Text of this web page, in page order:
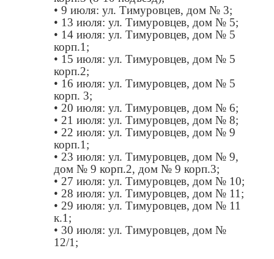
• 9 июля: ул. Тимуровцев, дом № 3;
• 13 июля: ул. Тимуровцев, дом № 5;
• 14 июля: ул. Тимуровцев, дом № 5
корп.1;
• 15 июля: ул. Тимуровцев, дом № 5
корп.2;
• 16 июля: ул. Тимуровцев, дом № 5
корп. 3;
• 20 июля: ул. Тимуровцев, дом № 6;
• 21 июля: ул. Тимуровцев, дом № 8;
• 22 июля: ул. Тимуровцев, дом № 9
корп.1;
• 23 июля: ул. Тимуровцев, дом № 9,
дом № 9 корп.2, дом № 9 корп.3;
• 27 июля: ул. Тимуровцев, дом № 10;
• 28 июля: ул. Тимуровцев, дом № 11;
• 29 июля: ул. Тимуровцев, дом № 11
к.1;
• 30 июля: ул. Тимуровцев, дом №
12/1;